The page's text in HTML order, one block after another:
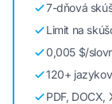
7-dňová
Limit na
0,005 $/
120+ jazykov
PDF, DOCX,